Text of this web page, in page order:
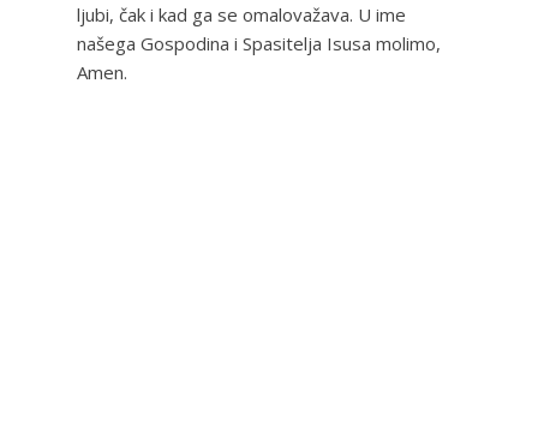
ljubi, čak i kad ga se omalovažava. U ime
našega Gospodina i Spasitelja Isusa molimo,
Amen.